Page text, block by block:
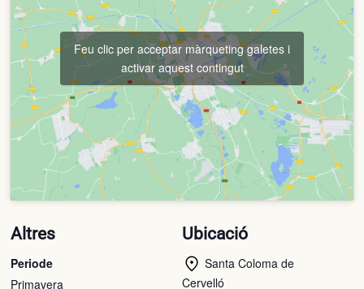
Feu clic per acceptar màrqueting galetes i
activar aquest contingut
Ubicació
Santa Coloma de
Cervelló
Altres
Periode
Primavera